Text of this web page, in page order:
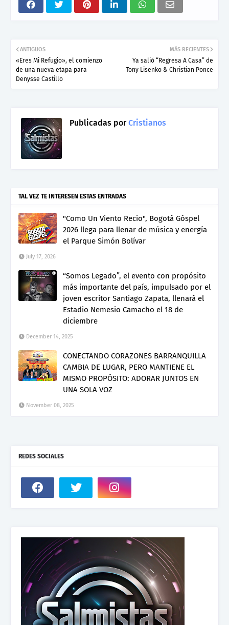
MÁS RECIENTES
Ya salió “Regresa A Casa” de
Tony Lisenko & Christian Ponce
ANTIGUOS
«Eres Mi Refugio», el comienzo
de una nueva etapa para
Denysse Castillo
Publicadas porCristianos
TAL VEZ TE INTERESEN ESTAS ENTRADAS
"Como Un Viento Recio", Bogotá Góspel
2026 llega para llenar de música y energía
el Parque Simón Bolívar
July 17, 2026
“Somos Legado”, el evento con propósito
más importante del país, impulsado por el
joven escritor Santiago Zapata, llenará el
Estadio Nemesio Camacho el 18 de
diciembre
December 14, 2025
CONECTANDO CORAZONES BARRANQUILLA
CAMBIA DE LUGAR, PERO MANTIENE EL
MISMO PROPÓSITO: ADORAR JUNTOS EN
UNA SOLA VOZ
November 08, 2025
REDES SOCIALES